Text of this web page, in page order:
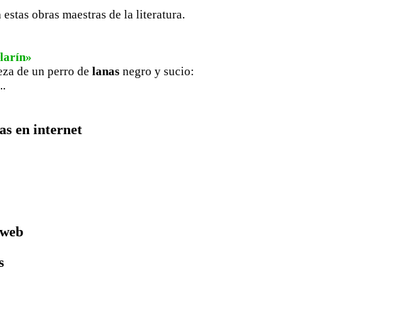
obras maestras de la literatura.
de un perro de lanas negro y sucio:
en internet